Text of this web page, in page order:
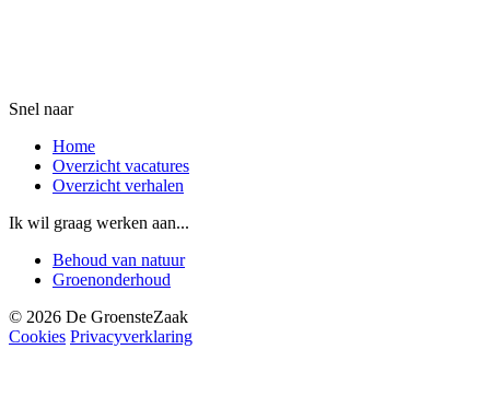
Snel naar
Home
Overzicht vacatures
Overzicht verhalen
Ik wil graag werken aan...
Behoud van natuur
Groenonderhoud
© 2026 De GroensteZaak
Cookies Privacyverklaring